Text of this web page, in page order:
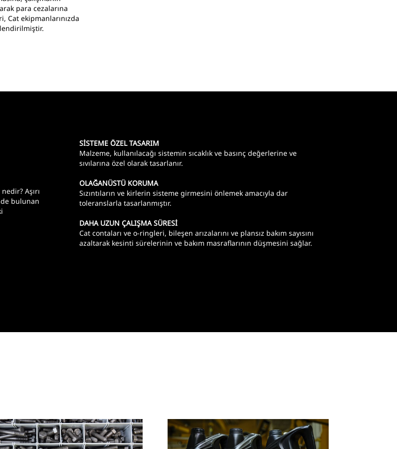
para cezalarına
Cat ekipmanlarınızda
Aşırı
bulunan
SİSTEME ÖZEL TASARIM
Malzeme, kullanılacağı sistemin sıcaklık ve basınç değerlerine ve
sıvılarına özel olarak tasarlanır.
OLAĞANÜSTÜ KORUMA
Sızıntıların ve kirlerin sisteme girmesini önlemek amacıyla dar
toleranslarla tasarlanmıştır.
DAHA UZUN ÇALIŞMA SÜRESİ
Cat contaları ve o-ringleri, bileşen arızalarını ve plansız bakım sayısını
azaltarak kesinti sürelerinin ve bakım masraflarının düşmesini sağlar.